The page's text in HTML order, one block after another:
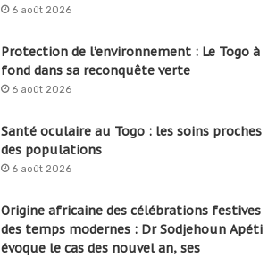
6 août 2026
Protection de l’environnement : Le Togo à
fond dans sa reconquête verte
6 août 2026
Santé oculaire au Togo : les soins proches
des populations
6 août 2026
Origine africaine des célébrations festives
des temps modernes : Dr Sodjehoun Apéti
évoque le cas des nouvel an, ses